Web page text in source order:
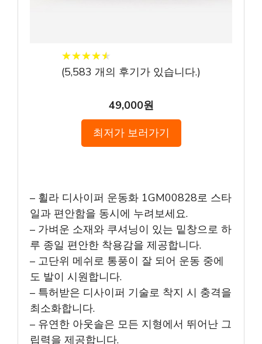
★★★★★
★★★★★
(5,583 개의 후기가 있습니다.)
49,000원
최저가 보러가기
– 휠라 디사이퍼 운동화 1GM00828로 스타
일과 편안함을 동시에 누려보세요.
– 가벼운 소재와 쿠셔닝이 있는 밑창으로 하
루 종일 편안한 착용감을 제공합니다.
– 고단위 메쉬로 통풍이 잘 되어 운동 중에
도 발이 시원합니다.
– 특허받은 디사이퍼 기술로 착지 시 충격을
최소화합니다.
– 유연한 아웃솔은 모든 지형에서 뛰어난 그
립력을 제공합니다.